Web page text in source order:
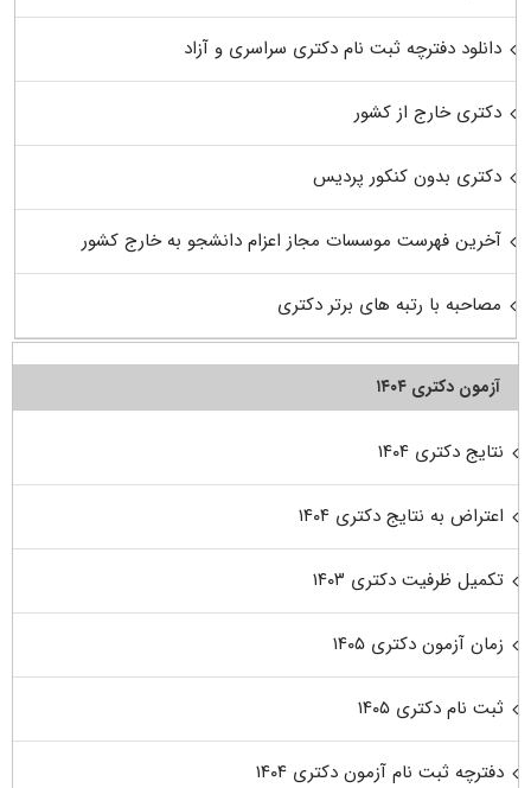
دانلود دفترچه ثبت نام دکتری سراسری و آزاد
دکتری خارج از کشور
دکتری بدون کنکور پردیس
آخرین فهرست موسسات مجاز اعزام دانشجو به خارج کشور
مصاحبه با رتبه های برتر دکتری
آزمون دکتری ۱۴۰۴
نتایج دکتری ۱۴۰۴
اعتراض به نتایج دکتری ۱۴۰۴
تکمیل ظرفیت دکتری ۱۴۰۳
زمان آزمون دکتری ۱۴۰۵
ثبت نام دکتری ۱۴۰۵
دفترچه ثبت نام آزمون دکتری ۱۴۰۴